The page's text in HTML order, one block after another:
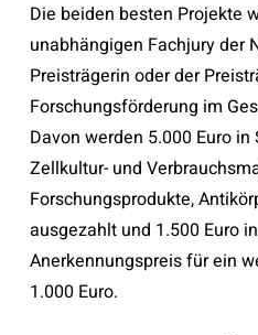
Die beiden besten Projekte
unabhängigen Fachjury der
Preisträgerin oder der
Forschungsförderung im
Davon werden 5.000 Euro
Zellkultur- und
Forschungsprodukte,
ausgezahlt und 1.500 Euro
Anerkennungspreis für ein
1.000 Euro.